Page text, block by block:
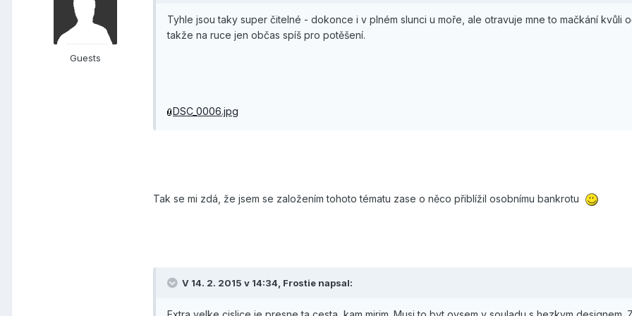
Guests
Tyhle jsou taky super čitelné - dokonce i v plném slunci u moře, ale otravuje mne to mačkání kvůli
takže na ruce jen občas spíš pro potěšení.
DSC_0006.jpg
Tak se mi zdá, že jsem se založením tohoto tématu zase o něco přiblížil osobnímu bankrotu
V 14. 2. 2015 v 14:34, Frostie napsal: